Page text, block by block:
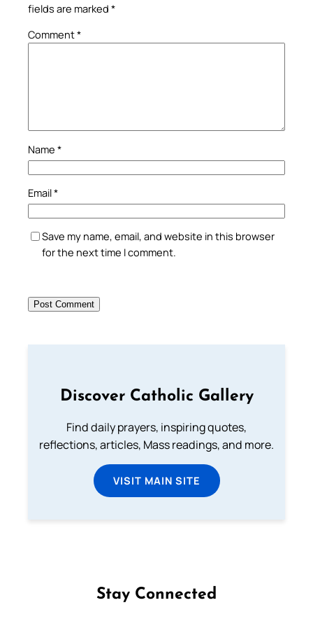
fields are marked *
Comment*
Name *
Email*
Save my name, email, and website in this browser
for the next time I comment.
Discover Catholic Gallery
Find daily prayers, inspiring quotes,
reflections, articles, Mass readings, and more.
VISIT MAIN SITE
Stay Connected